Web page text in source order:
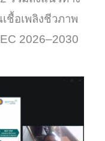
ชื้อเพลิงชีวภาพ
2026–2030